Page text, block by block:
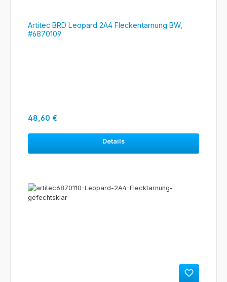
Artitec BRD Leopard 2A4 Fleckentarnung BW,
#6870109
Regulärer Preis:
48,60 €
Details